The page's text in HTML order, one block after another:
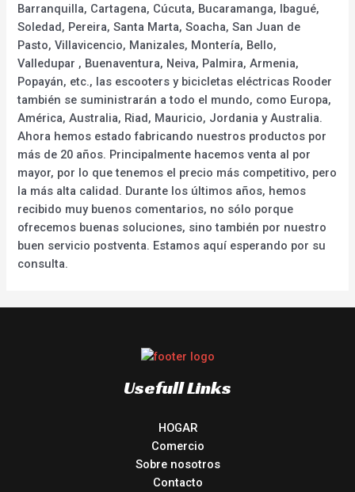
Barranquilla, Cartagena, Cúcuta, Bucaramanga, Ibagué,
Soledad, Pereira, Santa Marta, Soacha, San Juan de
Pasto, Villavicencio, Manizales, Montería, Bello,
Valledupar , Buenaventura, Neiva, Palmira, Armenia,
Popayán, etc., las escooters y bicicletas eléctricas Rooder
también se suministrarán a todo el mundo, como Europa,
América, Australia, Riad, Mauricio, Jordania y Australia.
Ahora hemos estado fabricando nuestros productos por
más de 20 años. Principalmente hacemos venta al por
mayor, por lo que tenemos el precio más competitivo, pero
la más alta calidad. Durante los últimos años, hemos
recibido muy buenos comentarios, no sólo porque
ofrecemos buenas soluciones, sino también por nuestro
buen servicio postventa. Estamos aquí esperando por su
consulta.
Usefull Links
HOGAR
Comercio
Sobre nosotros
Contacto